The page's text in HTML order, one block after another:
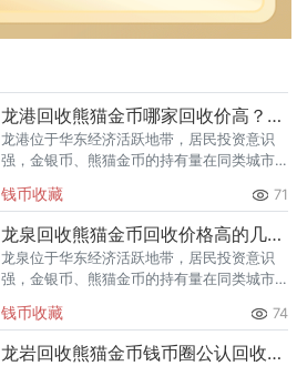
龙港回收熊猫金币哪家回收价高？本地榜单
龙港位于华东经济活跃地带，居民投资意识
强，金银币、熊猫金币的持有量在同类城市
熊猫金币的需求就明显升温，但鱼龙混杂的
回收渠道里，能精准识别版别溢
钱币收藏 71
龙泉回收熊猫金币回收价格高的几家推荐
龙泉位于华东经济活跃地带，居民投资意识
强，金银币、熊猫金币的持有量在同类城市
熊猫金币的需求就明显升温，但鱼龙混杂的
回收渠道里，能精准识别版别溢
钱币收藏 74
龙岩回收熊猫金币钱币圈公认回收渠道排行